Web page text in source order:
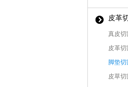
皮革
真皮切
皮革切
脚垫
皮草切